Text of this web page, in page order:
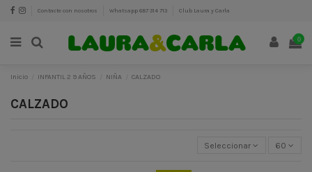
Contacte con nosotros Whatsapp 687 314 713 Club Laura y Carla
0
Inicio INFANTIL 2 9 AÑOS NIÑA CALZADO
CALZADO
Seleccionar 60